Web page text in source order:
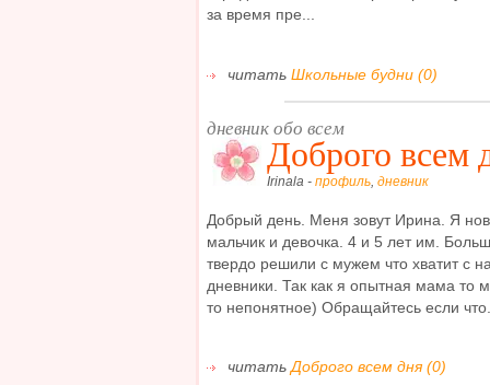
за время пре...
читать Школьные будни (0)
дневник обо всем
Доброго всем
Irinala - профиль, дневник
Добрый день. Меня зовут Ирина. Я
мальчик и девочка. 4 и 5 лет им.
твердо решили с мужем что хватит с
дневники. Так как я опытная мама то
то непонятное) Обращайтесь если
читать Доброго всем дня (0)